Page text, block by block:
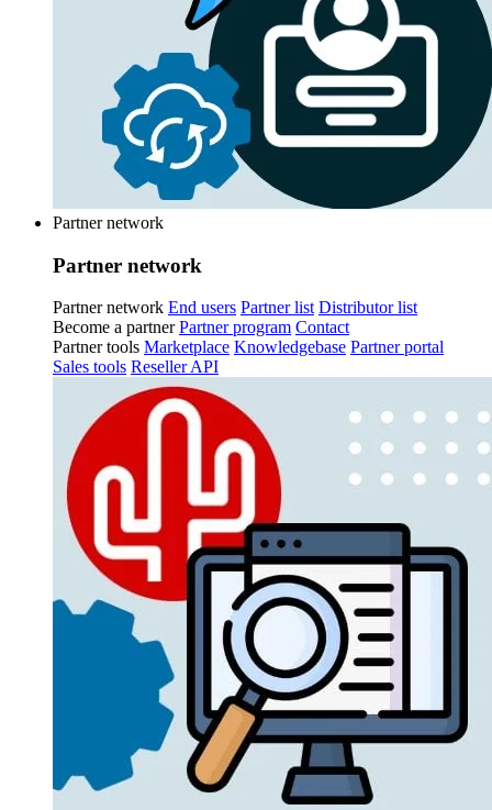
Partner network
Partner network
Partner network End users Partner list Distributor list
Become a partner Partner program Contact
Partner tools Marketplace Knowledgebase Partner portal
Sales tools Reseller API